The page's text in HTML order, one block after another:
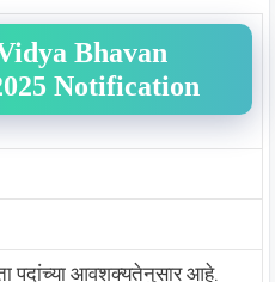
Bhavan
Notification
पदांच्या आवशक्यतेनुसार आहे.